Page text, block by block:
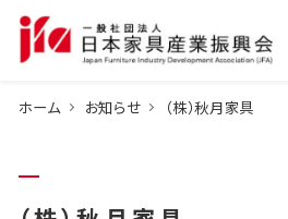
ホーム お知らせ （株）秋月家具